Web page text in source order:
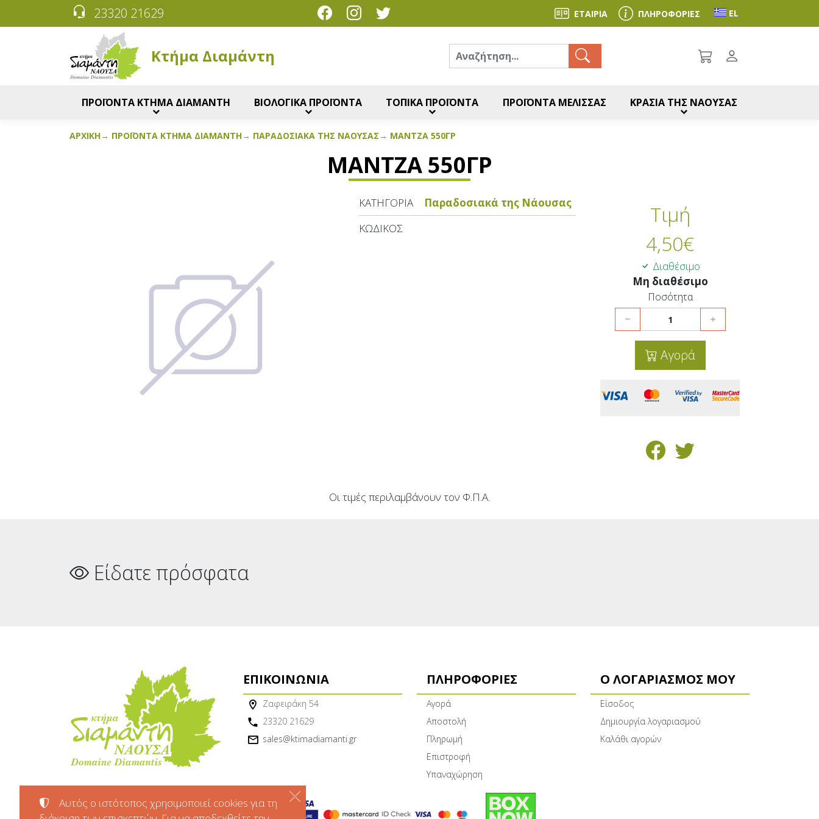
Κτήμα Διαμάντη
23320 21629 ΕΤΑΙΡΙΑ ΠΛΗΡΟΦΟΡΙΕΣ Toggle language
EL
ΠΡΟΪΟΝΤΑ ΚΤΗΜΑ ΔΙΑΜΑΝΤΗ ΒΙΟΛΟΓΙΚΑ ΠΡΟΪΟΝΤΑ ΤΟΠΙΚΑ ΠΡΟΪΟΝΤΑ ΠΡΟΪΟΝΤΑ ΜΕΛΙΣΣΑΣ ΚΡΑΣΙΑ ΤΗΣ ΝΑΟΥΣΑΣ
ΑΡΧΙΚΉ ΠΡΟΪΌΝΤΑ ΚΤΉΜΑ ΔΙΑΜΆΝΤΗ ΠΑΡΑΔΟΣΙΑΚΆ ΤΗΣ ΝΆΟΥΣΑΣ ΜΆΝΤΖΑ 550ΓΡ
ΜΆΝΤΖΑ 550ΓΡ
ΚΑΤΗΓΟΡΊΑ
Παραδοσιακά της Νάουσας
ΚΩΔΙΚΌΣ
Τιμή
4,50€
Διαθέσιμο
Μη διαθέσιμο
Ποσότητα
Αγορά
Οι τιμές περιλαμβάνουν τον Φ.Π.Α.
Είδατε πρόσφατα
ΕΠΙΚΟΙΝΩΝΊΑ
Ζαφειράκη 54
23320 21629
sales@ktimadiamanti.gr
ΠΛΗΡΟΦΟΡΊΕΣ
Αγορά
Αποστολή
Πληρωμή
Επιστροφή
Υπαναχώρηση
Ο ΛΟΓΑΡΙΑΣΜΌΣ ΜΟΥ
Είσοδος
Δημιουργία λογαριασμού
Καλάθι αγορών
Αυτός ο ιστότοπος χρησιμοποιεί cookies για τη